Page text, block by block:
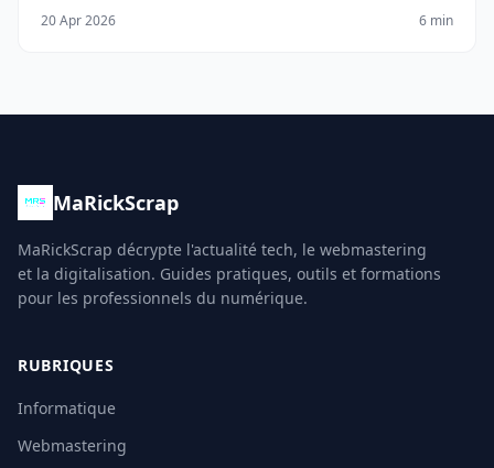
20 Apr 2026 6 min
MaRickScrap
MaRickScrap décrypte l'actualité tech, le webmastering
et la digitalisation. Guides pratiques, outils et formations
pour les professionnels du numérique.
RUBRIQUES
Informatique
Webmastering